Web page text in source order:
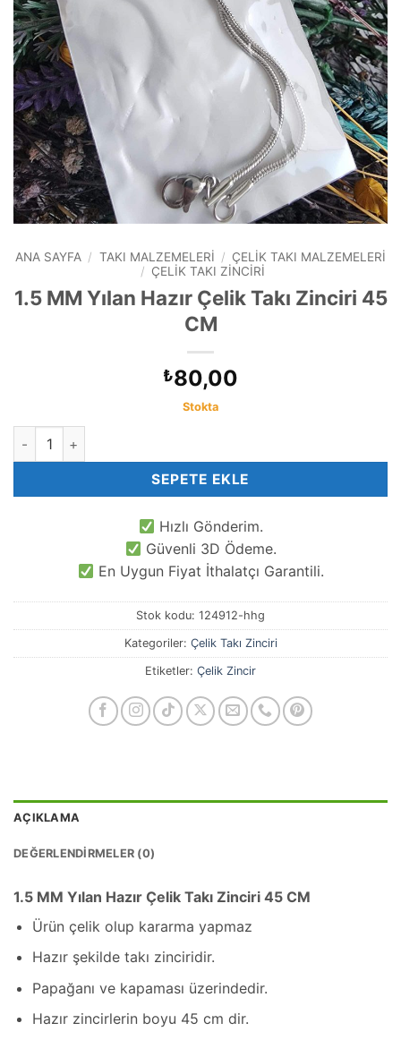
ANA SAYFA / TAKI MALZEMELERI / ÇELIK TAKI MALZEMELERI
/ ÇELIK TAKI ZINCIRI
1.5 MM Yılan Hazır Çelik Takı Zinciri 45
CM
₺80,00
Stokta
1.5 MM Yılan Hazır Çelik Takı Zinciri 45 CM adet
SEPETE EKLE
Hızlı Gönderim.
Güvenli 3D Ödeme.
En Uygun Fiyat İthalatçı Garantili.
Stok kodu: 124912-hhg
Kategoriler: Çelik Takı Zinciri
Etiketler: Çelik Zincir
AÇIKLAMA
DEĞERLENDIRMELER (0)
1.5 MM Yılan Hazır Çelik Takı Zinciri 45 CM
Ürün çelik olup kararma yapmaz
Hazır şekilde takı zinciridir.
Papağanı ve kapaması üzerindedir.
Hazır zincirlerin boyu 45 cm dir.